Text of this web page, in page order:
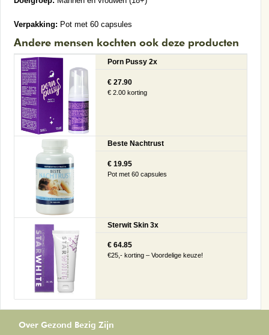
Verpakking: Pot met 60 capsules
Andere mensen kochten ook deze producten
Porn Pussy 2x
€ 27.90
€ 2.00 korting
Beste Nachtrust
€ 19.95
Pot met 60 capsules
Sterwit Skin 3x
€ 64.85
€25,- korting – Voordelige keuze!
Over Gezond Bezig Zijn